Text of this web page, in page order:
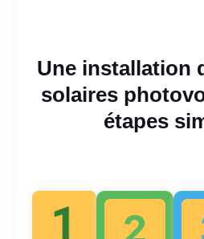
Une installation
solaires
étapes